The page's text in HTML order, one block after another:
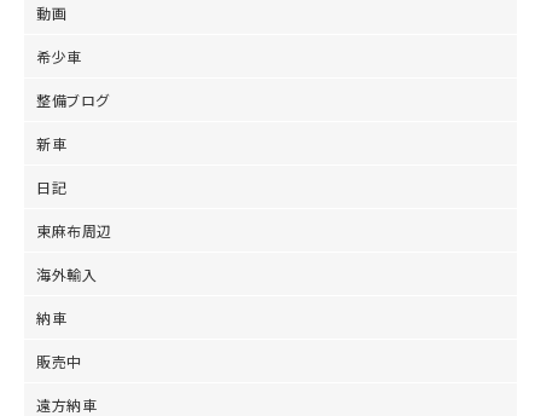
動画
希少車
整備ブログ
新車
日記
東麻布周辺
海外輸入
納車
販売中
遠方納車